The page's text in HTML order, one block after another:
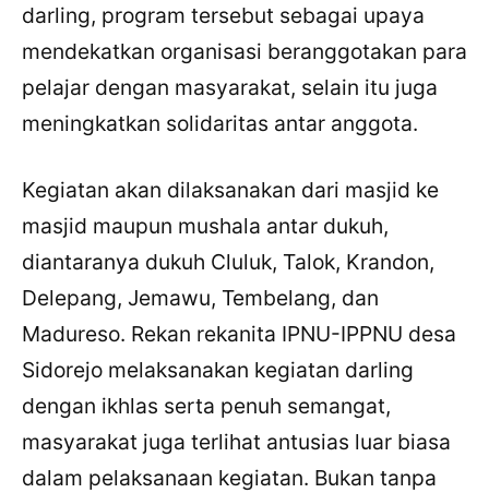
darling, program tersebut sebagai upaya
mendekatkan organisasi beranggotakan para
pelajar dengan masyarakat, selain itu juga
meningkatkan solidaritas antar anggota.
Kegiatan akan dilaksanakan dari masjid ke
masjid maupun mushala antar dukuh,
diantaranya dukuh Cluluk, Talok, Krandon,
Delepang, Jemawu, Tembelang, dan
Madureso. Rekan rekanita IPNU-IPPNU desa
Sidorejo melaksanakan kegiatan darling
dengan ikhlas serta penuh semangat,
masyarakat juga terlihat antusias luar biasa
dalam pelaksanaan kegiatan. Bukan tanpa